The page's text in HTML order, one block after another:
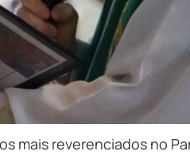
mais reverenciados no